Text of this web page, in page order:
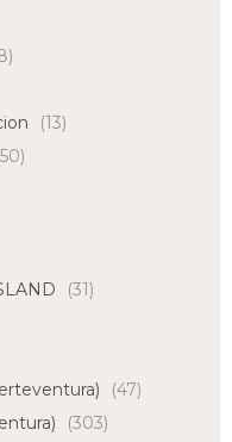
(13)
(31)
(47)
(303)